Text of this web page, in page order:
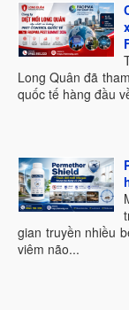
Long Quân đã
quốc tế hàng đầu
gian truyền nhiều
viêm não...